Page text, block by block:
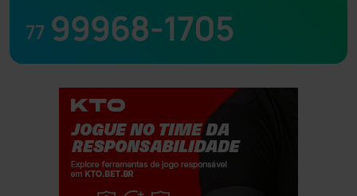
77 99968-1705